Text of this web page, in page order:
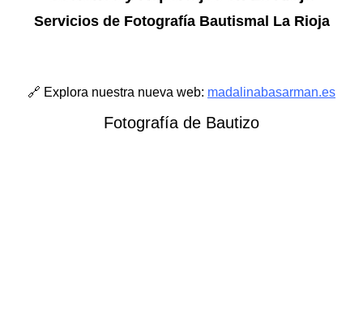
Servicios de Fotografía Bautismal La Rioja
🔗 Explora nuestra nueva web: madalinabasarman.es
Fotografía de Bautizo